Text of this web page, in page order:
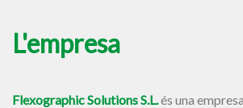
L'empresa
Flexographic Solutions S.L.és una